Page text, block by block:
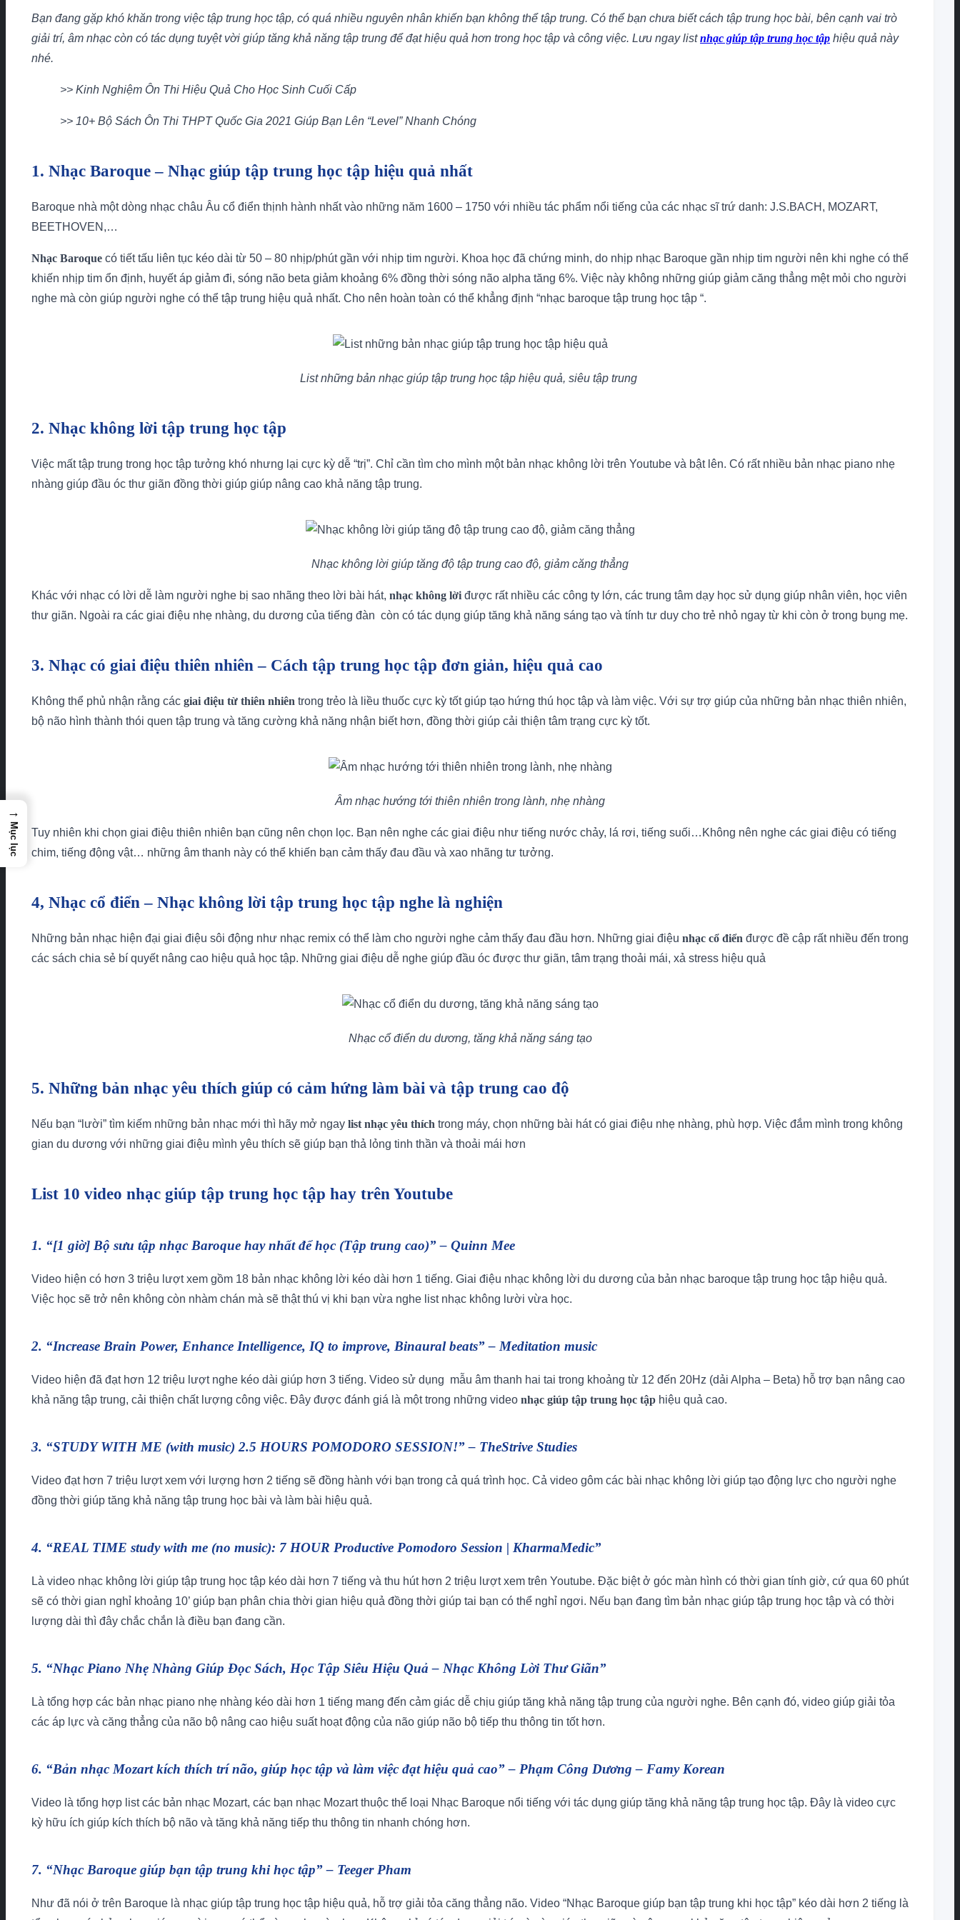
Bạn đang gặp khó khăn trong việc tập trung học tập, có quá nhiều nguyên nhân khiến bạn không thể tập trung. Có thể bạn chưa biếtcách tập trung học bài, bên cạnh vai trò
giải trí, âm nhạc còn có tác dụng tuyệt vời giúp tăng khả năng tập trung để đạt hiệu quả hơn trong học tập và công việc. Lưu ngay listnhạc giúp tập trung học tập hiệu quả này
nhé.
>> Kinh Nghiệm Ôn Thi Hiệu Quả Cho Học Sinh Cuối Cấp
>> 10+ Bộ Sách Ôn Thi THPT Quốc Gia 2021 Giúp Bạn Lên “Level” Nhanh Chóng
1. Nhạc Baroque – Nhạc giúp tập trung học tập hiệu quả nhất
Baroque nhà một dòng nhạc châu Âu cổ điển thịnh hành nhất vào những năm 1600 – 1750 với nhiều tác phẩm nổi tiếng của các nhạc sĩ trứ danh: J.S.BACH, MOZART,
BEETHOVEN,…
Nhạc Baroque có tiết tấu liên tục kéo dài từ 50 – 80 nhịp/phút gần với nhịp tim người. Khoa học đã chứng minh, do nhịp nhạc Baroque gần nhịp tim người nên khi nghe có thể
khiến nhịp tim ổn định, huyết áp giảm đi, sóng não beta giảm khoảng 6% đồng thời sóng não alpha tăng 6%. Việc này không những giúp giảm căng thẳng mệt mỏi cho người
nghe mà còn giúp người nghe có thể tập trung hiệu quả nhất. Cho nên hoàn toàn có thể khẳng định “nhạc baroque tập trung học tập “.
List những bản nhạc giúp tập trung học tập hiệu quả, siêu tập trung
2. Nhạc không lời tập trung học tập
Việc mất tập trung trong học tập tưởng khó nhưng lại cực kỳ dễ “trị”. Chỉ cần tìm cho mình một bản nhạc không lời trên Youtube và bật lên. Có rất nhiều bản nhạc piano nhẹ
nhàng giúp đầu óc thư giãn đồng thời giúp giúp nâng cao khả năng tập trung.
Nhạc không lời giúp tăng độ tập trung cao độ, giảm căng thẳng
Khác với nhạc có lời dễ làm người nghe bị sao nhãng theo lời bài hát, nhạc không lời được rất nhiều các công ty lớn, các trung tâm dạy học sử dụng giúp nhân viên, học viên
thư giãn. Ngoài ra các giai điệu nhẹ nhàng, du dương của tiếng đàn còn có tác dụng giúp tăng khả năng sáng tạo và tính tư duy cho trẻ nhỏ ngay từ khi còn ở trong bụng mẹ.
3. Nhạc có giai điệu thiên nhiên – Cách tập trung học tập đơn giản, hiệu quả cao
Không thể phủ nhận rằng các giai điệu từ thiên nhiên trong trẻo là liều thuốc cực kỳ tốt giúp tạo hứng thú học tập và làm việc. Với sự trợ giúp của những bản nhạc thiên nhiên,
bộ não hình thành thói quen tập trung và tăng cường khả năng nhận biết hơn, đồng thời giúp cải thiện tâm trạng cực kỳ tốt.
Âm nhạc hướng tới thiên nhiên trong lành, nhẹ nhàng
Tuy nhiên khi chọn giai điệu thiên nhiên bạn cũng nên chọn lọc. Bạn nên nghe các giai điệu như tiếng nước chảy, lá rơi, tiếng suối…Không nên nghe các giai điệu có tiếng
chim, tiếng động vật… những âm thanh này có thể khiến bạn cảm thấy đau đầu và xao nhãng tư tưởng.
4, Nhạc cổ điển – Nhạc không lời tập trung học tập nghe là nghiện
Những bản nhạc hiện đại giai điệu sôi động như nhạc remix có thể làm cho người nghe cảm thấy đau đầu hơn. Những giai điệu nhạc cổ điển được đề cập rất nhiều đến trong
các sách chia sẻ bí quyết nâng cao hiệu quả học tập. Những giai điệu dễ nghe giúp đầu óc được thư giãn, tâm trạng thoải mái, xả stress hiệu quả
Nhạc cổ điển du dương, tăng khả năng sáng tạo
5. Những bản nhạc yêu thích giúp có cảm hứng làm bài và tập trung cao độ
Nếu bạn “lười” tìm kiếm những bản nhạc mới thì hãy mở ngay list nhạc yêu thích trong máy, chọn những bài hát có giai điệu nhẹ nhàng, phù hợp. Việc đắm mình trong không
gian du dương với những giai điệu mình yêu thích sẽ giúp bạn thả lỏng tinh thần và thoải mái hơn
List 10 video nhạc giúp tập trung học tập hay trên Youtube
1. “[1 giờ] Bộ sưu tập nhạc Baroque hay nhất để học (Tập trung cao)” – Quinn Mee
Video hiện có hơn 3 triệu lượt xem gồm 18 bản nhạc không lời kéo dài hơn 1 tiếng. Giai điệu nhạc không lời du dương của bản nhạc baroque tập trung học tập hiệu quả.
Việc học sẽ trở nên không còn nhàm chán mà sẽ thật thú vị khi bạn vừa nghe list nhạc không lười vừa học.
2. “Increase Brain Power, Enhance Intelligence, IQ to improve, Binaural beats” – Meditation music
Video hiện đã đạt hơn 12 triệu lượt nghe kéo dài giúp hơn 3 tiếng. Video sử dụng mẫu âm thanh hai tai trong khoảng từ 12 đến 20Hz (dải Alpha – Beta) hỗ trợ bạn nâng cao
khả năng tập trung, cải thiện chất lượng công việc. Đây được đánh giá là một trong những video nhạc giúp tập trung học tập hiệu quả cao.
3. “STUDY WITH ME (with music) 2.5 HOURS POMODORO SESSION!” – TheStrive Studies
Video đạt hơn 7 triệu lượt xem với lượng hơn 2 tiếng sẽ đồng hành với bạn trong cả quá trình học. Cả video gôm các bài nhạc không lời giúp tạo động lực cho người nghe
đồng thời giúp tăng khả năng tập trung học bài và làm bài hiệu quả.
4. “REAL TIME study with me (no music): 7 HOUR Productive Pomodoro Session | KharmaMedic”
Là video nhạc không lời giúp tập trung học tập kéo dài hơn 7 tiếng và thu hút hơn 2 triệu lượt xem trên Youtube. Đặc biệt ở góc màn hình có thời gian tính giờ, cứ qua 60 phút
sẽ có thời gian nghỉ khoảng 10’ giúp bạn phân chia thời gian hiệu quả đồng thời giúp tai bạn có thể nghỉ ngơi. Nếu bạn đang tìm bản nhạc giúp tập trung học tập và có thời
lượng dài thì đây chắc chắn là điều bạn đang cần.
5. “Nhạc Piano Nhẹ Nhàng Giúp Đọc Sách, Học Tập Siêu Hiệu Quả – Nhạc Không Lời Thư Giãn”
Là tổng hợp các bản nhạc piano nhẹ nhàng kéo dài hơn 1 tiếng mang đến cảm giác dễ chịu giúp tăng khả năng tập trung của người nghe. Bên cạnh đó, video giúp giải tỏa
các áp lực và căng thẳng của não bộ nâng cao hiệu suất hoạt động của não giúp não bộ tiếp thu thông tin tốt hơn.
6. “Bản nhạc Mozart kích thích trí não, giúp học tập và làm việc đạt hiệu quả cao” – Phạm Công Dương – Famy Korean
Video là tổng hợp list các bản nhạc Mozart, các bạn nhạc Mozart thuộc thể loại Nhạc Baroque nổi tiếng với tác dụng giúp tăng khả năng tập trung học tập. Đây là video cực
kỳ hữu ích giúp kích thích bộ não và tăng khả năng tiếp thu thông tin nhanh chóng hơn.
7. “Nhạc Baroque giúp bạn tập trung khi học tập” – Teeger Pham
Như đã nói ở trên Baroque là nhạc giúp tập trung học tập hiệu quả, hỗ trợ giải tỏa căng thẳng não. Video “Nhạc Baroque giúp bạn tập trung khi học tập” kéo dài hơn 2 tiếng là
→
Mục lục